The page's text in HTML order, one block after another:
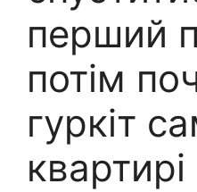
перший
потім
гуркіт
квартирі